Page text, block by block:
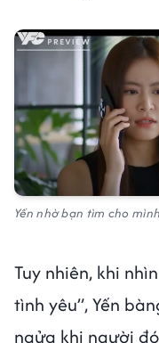
Yến nhờ bạn tìm cho
Tuy nhiên, khi
tình yêu”, Yến
ngửa khi người